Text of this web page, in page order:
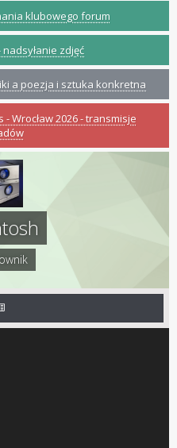
klubowego forum
zdjęć
a poezja i sztuka konkretna
Wrocław 2026 - transmisje